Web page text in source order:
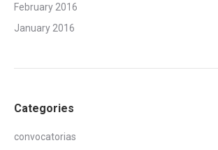
February 2016
January 2016
Categories
convocatorias